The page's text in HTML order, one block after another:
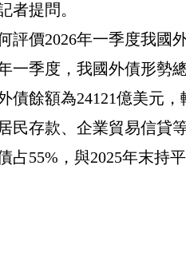
者提問。
評價2026年一季度我國
一季度，我國外債形勢
債餘額為24121億美元，
民存款、企業貿易信貸
占55% ，與2025年末持